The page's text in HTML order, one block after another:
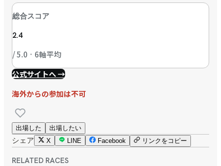
総合スコア
2.4
/ 5.0 · 6軸平均
公式サイトへ →
海外からの参加は不可
出場した 出場したい
シェア X LINE Facebook リンクをコピー
RELATED RACES